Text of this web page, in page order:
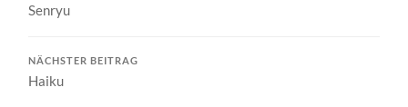
Senryu
NÄCHSTER BEITRAG
Haiku